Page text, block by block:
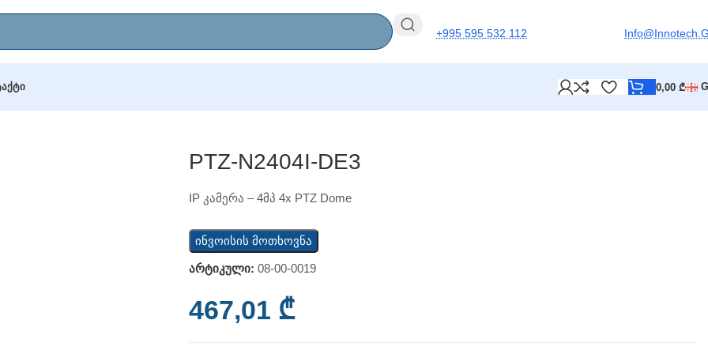
+995 595 532 112
0,00₾
PTZ-N2404I-DE3
IP კამერა – 4მპ 4x PTZ Dome
ინვოისის მოთხოვნა
არტიკული: 08-00-0019
467,01 ₾